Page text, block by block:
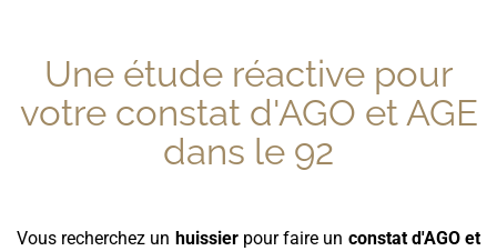
Une étude réactive pour
votre constat d'AGO et AGE
dans le 92
Vous recherchez un huissierpour faire un constat d'AGO et